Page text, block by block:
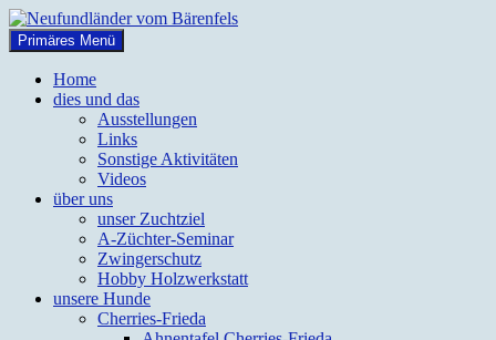
Zum
Inhalt
springen
Neufundländer vom Bärenfels
Suchen
Primäres Menü
Home
dies und das
Ausstellungen
Links
Sonstige Aktivitäten
Videos
über uns
unser Zuchtziel
A-Züchter-Seminar
Zwingerschutz
Hobby Holzwerkstatt
unsere Hunde
Cherries-Frieda